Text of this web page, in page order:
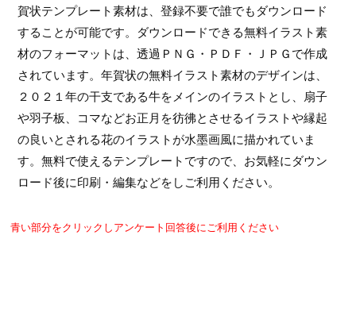
賀状テンプレート素材は、登録不要で誰でもダウンロード
することが可能です。ダウンロードできる無料イラスト素
材のフォーマットは、透過ＰＮＧ・ＰＤＦ・ＪＰＧで作成
されています。年賀状の無料イラスト素材のデザインは、
２０２１年の干支である牛をメインのイラストとし、扇子
や羽子板、コマなどお正月を彷彿とさせるイラストや縁起
の良いとされる花のイラストが水墨画風に描かれていま
す。無料で使えるテンプレートですので、お気軽にダウン
ロード後に印刷・編集などをしご利用ください。
青い部分をクリックしアンケート回答後にご利用ください